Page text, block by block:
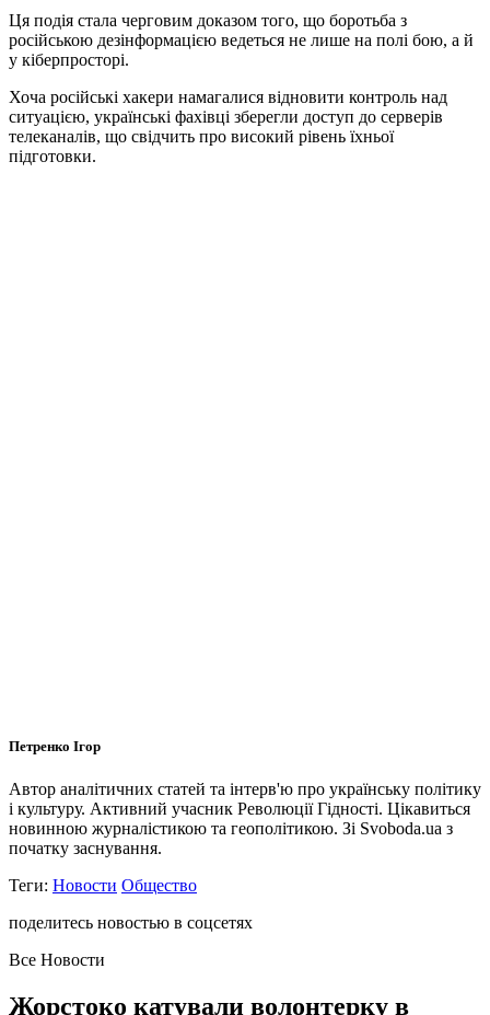
Ця подія стала черговим доказом того, що боротьба з
російською дезінформацією ведеться не лише на полі бою, а й
у кіберпросторі.
Хоча російські хакери намагалися відновити контроль над
ситуацією, українські фахівці зберегли доступ до серверів
телеканалів, що свідчить про високий рівень їхньої
підготовки.
Петренко Ігор
Автор аналітичних статей та інтерв'ю про українську політику
і культуру. Активний учасник Революції Гідності. Цікавиться
новинною журналістикою та геополітикою. Зі Svoboda.ua з
початку заснування.
Теги: Новости Общество
поделитесь новостью в соцсетях
Все Новости
Жорстоко катували волонтерку в